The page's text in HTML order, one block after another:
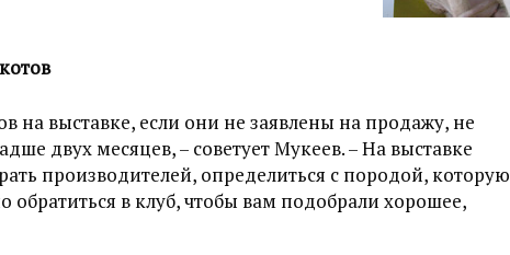
на выставке, если они не заявлены на продажу, не
двух месяцев, – советует Мукеев. – На выставке
производителей, определиться с породой, которую
обратиться в клуб, чтобы вам подобрали хорошее,